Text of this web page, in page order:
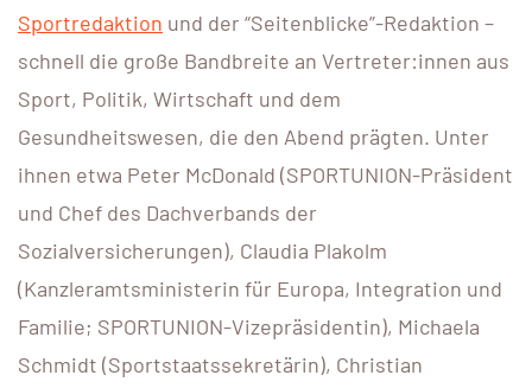
Sportredaktion und der “Seitenblicke”-Redaktion –
schnell die große Bandbreite an Vertreter:innen aus
Sport, Politik, Wirtschaft und dem
Gesundheitswesen, die den Abend prägten. Unter
ihnen etwa Peter McDonald (SPORTUNION-Präsident
und Chef des Dachverbands der
Sozialversicherungen), Claudia Plakolm
(Kanzleramtsministerin für Europa, Integration und
Familie; SPORTUNION-Vizepräsidentin), Michaela
Schmidt (Sportstaatssekretärin), Christian